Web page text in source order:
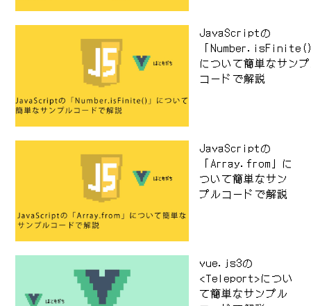
JavaScriptの
「
について簡単なサン
コードで解説
JavaScriptの
「Array.from」に
ついて簡単なサン
プルコードで解説
vue.js3の
<Teleport>につい
て簡単なサンプル